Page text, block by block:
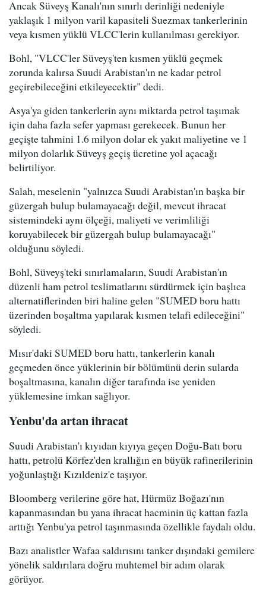
Ancak Süveyş Kanalı'nın sınırlı derinliği nedeniyle
yaklaşık 1 milyon varil kapasiteli Suezmax tankerlerinin
veya kısmen yüklü VLCC'lerin kullanılması gerekiyor.
Bohl, "VLCC'ler Süveyş'ten kısmen yüklü geçmek
zorunda kalırsa Suudi Arabistan'ın ne kadar petrol
geçirebileceğini etkileyecektir" dedi.
Asya'ya giden tankerlerin aynı miktarda petrol taşımak
için daha fazla sefer yapması gerekecek. Bunun her
geçişte tahmini 1.6 milyon dolar ek yakıt maliyetine ve 1
milyon dolarlık Süveyş geçiş ücretine yol açacağı
belirtiliyor.
Salah, meselenin "yalnızca Suudi Arabistan'ın başka bir
güzergah bulup bulamayacağı değil, mevcut ihracat
sistemindeki aynı ölçeği, maliyeti ve verimliliği
koruyabilecek bir güzergah bulup bulamayacağı"
olduğunu söyledi.
Bohl, Süveyş'teki sınırlamaların, Suudi Arabistan'ın
düzenli ham petrol teslimatlarını sürdürmek için başlıca
alternatiflerinden biri haline gelen "SUMED boru hattı
üzerinden boşaltma yapılarak kısmen telafi edileceğini"
söyledi.
Mısır'daki SUMED boru hattı, tankerlerin kanalı
geçmeden önce yüklerinin bir bölümünü derin sularda
boşaltmasına, kanalın diğer tarafında ise yeniden
yüklemesine imkan sağlıyor.
Yenbu'da artan ihracat
Suudi Arabistan'ı kıyıdan kıyıya geçen Doğu-Batı boru
hattı, petrolü Körfez'den krallığın en büyük rafinerilerinin
yoğunlaştığı Kızıldeniz'e taşıyor.
Bloomberg verilerine göre hat, Hürmüz Boğazı'nın
kapanmasından bu yana ihracat hacminin üç kattan fazla
arttığı Yenbu'ya petrol taşınmasında özellikle faydalı oldu.
Bazı analistler Wafaa saldırısını tanker dışındaki gemilere
yönelik saldırılara doğru muhtemel bir adım olarak
görüyor.